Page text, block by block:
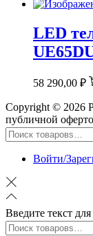
LED
58 290,00 ₽
Copyright © 2026
публичной
Поиск:>
Войти/
Введите текст
Поиск:>